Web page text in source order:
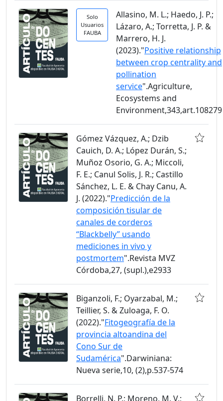
Solo
Usuarios
FAUBA
Allasino, M. L.; Haedo, J. P.;
Lázaro, A.; Torretta, J. P. &
Marrero, H. J.
(2023)."Positive relationship
between crop centrality and
pollination
service".Agriculture,
Ecosystems and
Environment,343,art.108279
Gómez Vázquez, A.; Dzib
Cauich, D. A.; López Durán, S.;
Muñoz Osorio, G. A.; Miccoli,
F. E.; Canul Solis, J. R.; Castillo
Sánchez, L. E. & Chay Canu, A.
J. (2022)."Predicción de la
composición tisular de
canales de corderos
“Blackbelly” usando
mediciones in vivo y
postmortem".Revista MVZ
Córdoba,27, (supl.),e2933
Biganzoli, F.; Oyarzabal, M.;
Teillier, S. & Zuloaga, F. O.
(2022)."Fitogeografía de la
provincia altoandina del
Cono Sur de
Sudamérica".Darwiniana:
Nueva serie,10, (2),p.537-574
Borrelli, N. P.; Moreno, M. V.;